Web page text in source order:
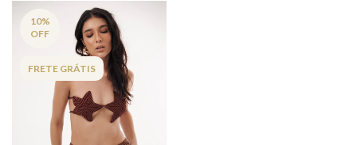
10%
OFF
FRETE GRÁTIS